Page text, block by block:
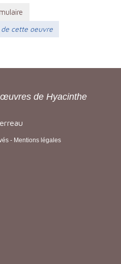
de cette oeuvre
de Hyacinthe
- Mentions légales